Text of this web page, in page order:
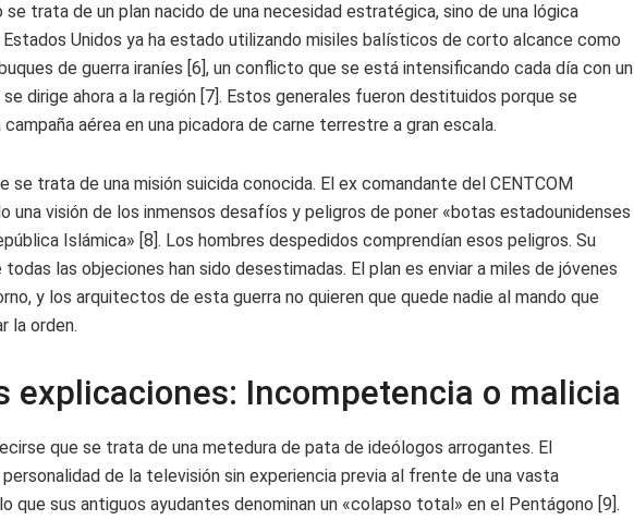
trata de un plan nacido de una necesidad estratégica, sino de una lógica
Unidos ya ha estado utilizando misiles balísticos de corto alcance como
de guerra iraníes [6], un conflicto que se está intensificando cada día con un
dirige ahora a la región [7]. Estos generales fueron destituidos porque se
aérea en una picadora de carne terrestre a gran escala.
se trata de una misión suicida conocida. El ex comandante del CENTCOM
una visión de los inmensos desafíos y peligros de poner «botas estadounidenses
Islámica» [8]. Los hombres despedidos comprendían esos peligros. Su
las objeciones han sido desestimadas. El plan es enviar a miles de jóvenes
y los arquitectos de esta guerra no quieren que quede nadie al mando que
la orden.
explicaciones: Incompetencia o malicia
que se trata de una metedura de pata de ideólogos arrogantes. El
de la televisión sin experiencia previa al frente de una vasta
que sus antiguos ayudantes denominan un «colapso total» en el Pentágono [9].